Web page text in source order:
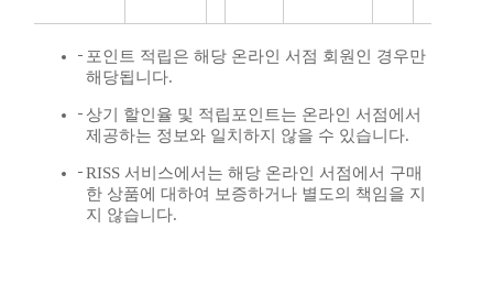
포인트 적립은 해당 온라인 서점 회원인 경우만
해당됩니다.
상기 할인율 및 적립포인트는 온라인 서점에서
제공하는 정보와 일치하지 않을 수 있습니다.
RISS 서비스에서는 해당 온라인 서점에서 구매
한 상품에 대하여 보증하거나 별도의 책임을 지
지 않습니다.